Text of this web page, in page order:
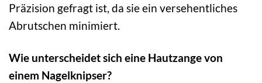
Präzision gefragt ist, da sie ein versehentliches
Abrutschen minimiert.
Wie unterscheidet sich eine Hautzange von
einem Nagelknipser?